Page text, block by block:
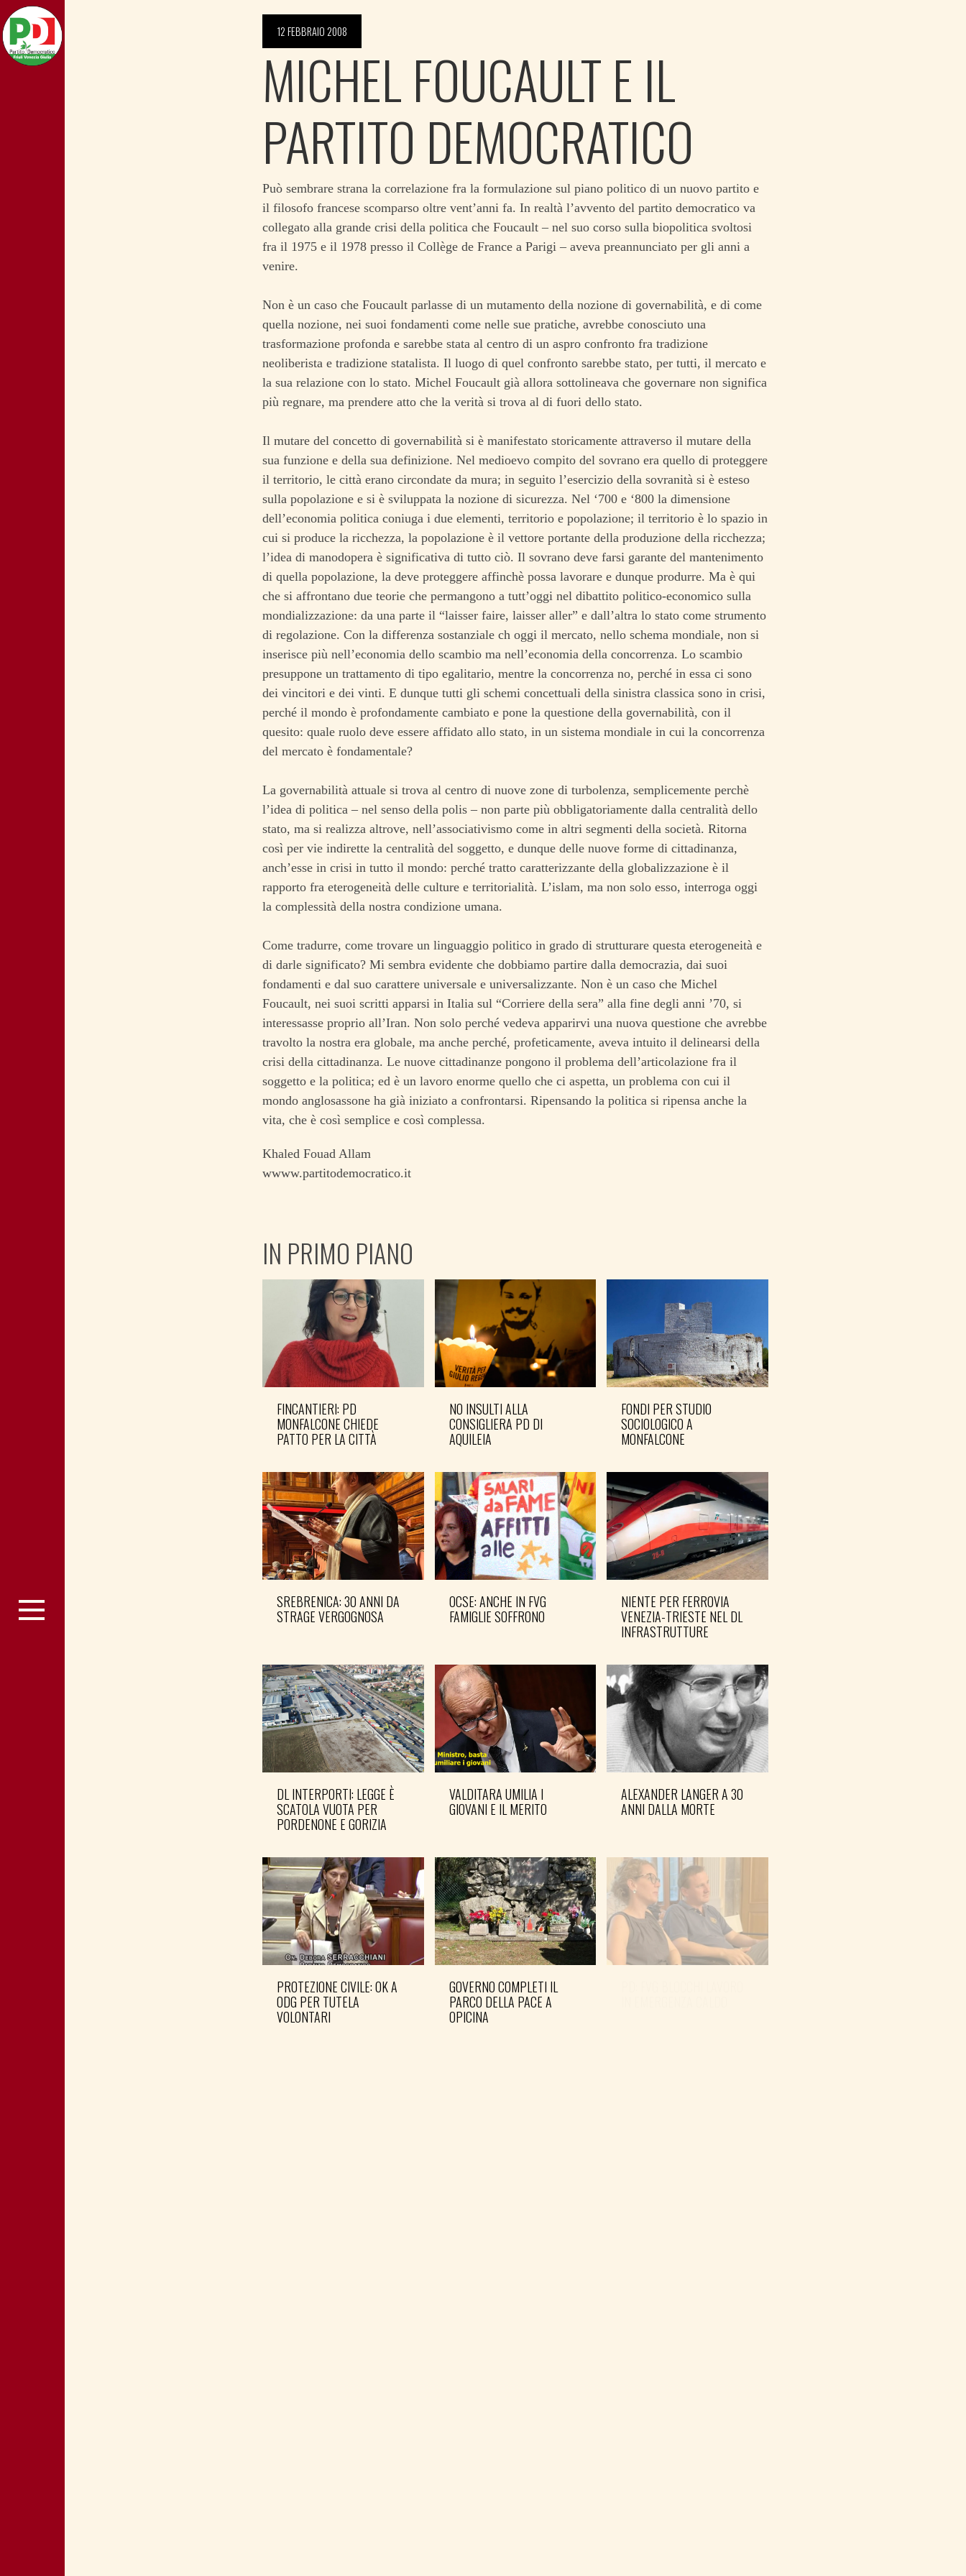
12 FEBBRAIO 2008
MICHEL FOUCAULT E IL
PARTITO DEMOCRATICO
Può sembrare strana la correlazione fra la formulazione sul piano politico di un nuovo partito e
il filosofo francese scomparso oltre vent’anni fa. In realtà l’avvento del partito democratico va
collegato alla grande crisi della politica che Foucault – nel suo corso sulla biopolitica svoltosi
fra il 1975 e il 1978 presso il Collège de France a Parigi – aveva preannunciato per gli anni a
venire.
Non è un caso che Foucault parlasse di un mutamento della nozione di governabilità, e di come
quella nozione, nei suoi fondamenti come nelle sue pratiche, avrebbe conosciuto una
trasformazione profonda e sarebbe stata al centro di un aspro confronto fra tradizione
neoliberista e tradizione statalista. Il luogo di quel confronto sarebbe stato, per tutti, il mercato e
la sua relazione con lo stato. Michel Foucault già allora sottolineava che governare non significa
più regnare, ma prendere atto che la verità si trova al di fuori dello stato.
Il mutare del concetto di governabilità si è manifestato storicamente attraverso il mutare della
sua funzione e della sua definizione. Nel medioevo compito del sovrano era quello di proteggere
il territorio, le città erano circondate da mura; in seguito l’esercizio della sovranità si è esteso
sulla popolazione e si è sviluppata la nozione di sicurezza. Nel ‘700 e ‘800 la dimensione
dell’economia politica coniuga i due elementi, territorio e popolazione; il territorio è lo spazio in
cui si produce la ricchezza, la popolazione è il vettore portante della produzione della ricchezza;
l’idea di manodopera è significativa di tutto ciò. Il sovrano deve farsi garante del mantenimento
di quella popolazione, la deve proteggere affinchè possa lavorare e dunque produrre. Ma è qui
che si affrontano due teorie che permangono a tutt’oggi nel dibattito politico-economico sulla
mondializzazione: da una parte il “laisser faire, laisser aller” e dall’altra lo stato come strumento
di regolazione. Con la differenza sostanziale ch oggi il mercato, nello schema mondiale, non si
inserisce più nell’economia dello scambio ma nell’economia della concorrenza. Lo scambio
presuppone un trattamento di tipo egalitario, mentre la concorrenza no, perché in essa ci sono
dei vincitori e dei vinti. E dunque tutti gli schemi concettuali della sinistra classica sono in crisi,
perché il mondo è profondamente cambiato e pone la questione della governabilità, con il
quesito: quale ruolo deve essere affidato allo stato, in un sistema mondiale in cui la concorrenza
del mercato è fondamentale?
La governabilità attuale si trova al centro di nuove zone di turbolenza, semplicemente perchè
l’idea di politica – nel senso della polis – non parte più obbligatoriamente dalla centralità dello
stato, ma si realizza altrove, nell’associativismo come in altri segmenti della società. Ritorna
così per vie indirette la centralità del soggetto, e dunque delle nuove forme di cittadinanza,
anch’esse in crisi in tutto il mondo: perché tratto caratterizzante della globalizzazione è il
rapporto fra eterogeneità delle culture e territorialità. L’islam, ma non solo esso, interroga oggi
la complessità della nostra condizione umana.
Come tradurre, come trovare un linguaggio politico in grado di strutturare questa eterogeneità e
di darle significato? Mi sembra evidente che dobbiamo partire dalla democrazia, dai suoi
fondamenti e dal suo carattere universale e universalizzante. Non è un caso che Michel
Foucault, nei suoi scritti apparsi in Italia sul “Corriere della sera” alla fine degli anni ’70, si
interessasse proprio all’Iran. Non solo perché vedeva apparirvi una nuova questione che avrebbe
travolto la nostra era globale, ma anche perché, profeticamente, aveva intuito il delinearsi della
crisi della cittadinanza. Le nuove cittadinanze pongono il problema dell’articolazione fra il
soggetto e la politica; ed è un lavoro enorme quello che ci aspetta, un problema con cui il
mondo anglosassone ha già iniziato a confrontarsi. Ripensando la politica si ripensa anche la
vita, che è così semplice e così complessa.
Khaled Fouad Allam
wwww.partitodemocratico.it
IN PRIMO PIANO
FINCANTIERI: PD
MONFALCONE CHIEDE
PATTO PER LA CITTÀ
NO INSULTI ALLA
CONSIGLIERA PD DI
AQUILEIA
FONDI PER STUDIO
SOCIOLOGICO A
MONFALCONE
SREBRENICA: 30 ANNI DA
STRAGE VERGOGNOSA
OCSE: ANCHE IN FVG
FAMIGLIE SOFFRONO
NIENTE PER FERROVIA
VENEZIA-TRIESTE NEL DL
INFRASTRUTTURE
DL INTERPORTI: LEGGE È
SCATOLA VUOTA PER
PORDENONE E GORIZIA
VALDITARA UMILIA I
GIOVANI E IL MERITO
ALEXANDER LANGER A 30
ANNI DALLA MORTE
PROTEZIONE CIVILE: OK A
ODG PER TUTELA
VOLONTARI
GOVERNO COMPLETI IL
PARCO DELLA PACE A
OPICINA